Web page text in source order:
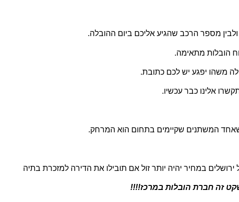
מספר הרכב שהגיע אליכם ביום ההובלה.
הובלות מתאימה.
משהו יפגע יש לכם כתובת.
אלינו כבר עכשיו.
שאחד המשתנים שקיימים בתחום הוא המרחק.
ירושלים במחיר יהיה יותר זול אם תובילו את הדירה למזכרת בתיה
זה חברת הובלות במרכז!!!!